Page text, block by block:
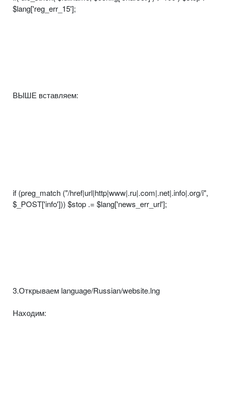
$lang['reg_err_15'];
ВЫШЕ вставляем:
if (preg_match ("/href|url|http|www|.ru|.com|.net|.info|.org/i",
$_POST['info'])) $stop .= $lang['news_err_url'];
3.Открываем language/Russian/website.lng
Находим: